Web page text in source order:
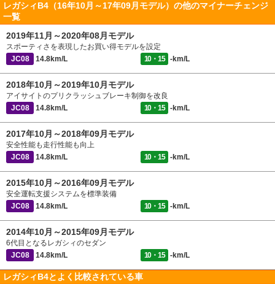
レガシィB4（16年10月～17年09月モデル）の他のマイナーチェンジ
一覧
2019年11月～2020年08月モデル
スポーティさを表現したお買い得モデルを設定
JC08
14.8km/L 10・15 -km/L
2018年10月～2019年10月モデル
アイサイトのプリクラッシュブレーキ制御を改良
JC08
14.8km/L 10・15 -km/L
2017年10月～2018年09月モデル
安全性能も走行性能も向上
JC08
14.8km/L 10・15 -km/L
2015年10月～2016年09月モデル
安全運転支援システムを標準装備
JC08
14.8km/L 10・15 -km/L
2014年10月～2015年09月モデル
6代目となるレガシィのセダン
JC08
14.8km/L 10・15 -km/L
レガシィB4とよく比較されている車